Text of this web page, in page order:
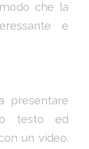
che la
e
presentare
testo ed
un video.